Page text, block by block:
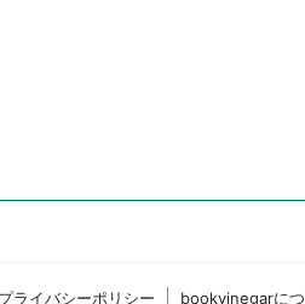
プライバシーポリシー bookvinegarに